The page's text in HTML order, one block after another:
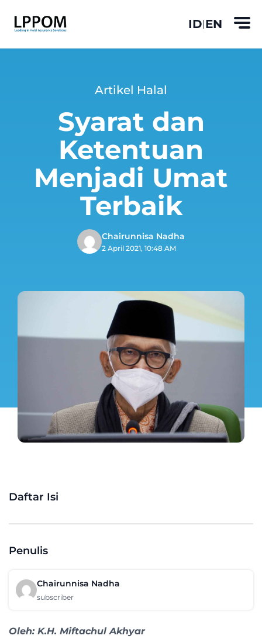
ID|EN
Artikel Halal
Syarat dan
Ketentuan
Menjadi Umat
Terbaik
Chairunnisa Nadha
2 April 2021, 10:48 AM
Daftar Isi
Penulis
Chairunnisa Nadha
subscriber
Oleh: K.H. Miftachul Akhyar­­